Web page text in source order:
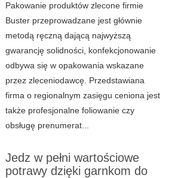
Pakowanie produktów zlecone firmie
Buster przeprowadzane jest głównie
metodą ręczną dającą najwyższą
gwarancję solidności, konfekcjonowanie
odbywa się w opakowania wskazane
przez zleceniodawcę. Przedstawiana
firma o regionalnym zasięgu ceniona jest
także profesjonalne foliowanie czy
obsługę prenumerat...
Jedz w pełni wartościowe
potrawy dzięki garnkom do